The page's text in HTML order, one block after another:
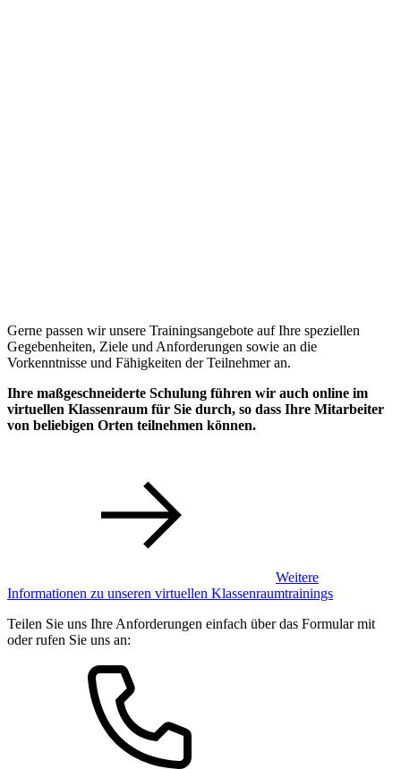
Gerne passen wir unsere Trainingsangebote auf Ihre speziellen
Gegebenheiten, Ziele und Anforderungen sowie an die
Vorkenntnisse und Fähigkeiten der Teilnehmer an.
Ihre maßgeschneiderte Schulung führen wir auch online im
virtuellen Klassenraum für Sie durch, so dass Ihre Mitarbeiter
von beliebigen Orten teilnehmen können.
Weitere
Informationen zu unseren virtuellen Klassenraumtrainings
Teilen Sie uns Ihre Anforderungen einfach über das Formular mit
oder rufen Sie uns an: